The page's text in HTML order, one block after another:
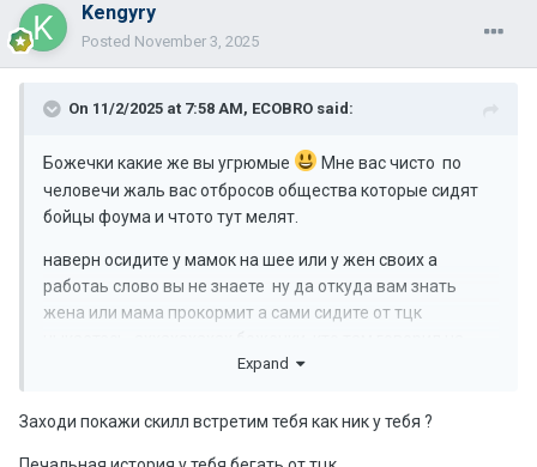
Kengyry
Posted November 3, 2025
On 11/2/2025 at 7:58 AM, ECOBRO said:
Божечки какие же вы угрюмые
Мне вас чисто по
человечи жаль вас отбросов общества которые сидят
бойцы фоума и чтото тут мелят.
наверн осидите у мамок на шее или у жен своих а
работаь слово вы не знаете ну да откуда вам знать
жена или мама прокормит а сами сидите от тцк
х300 заходи придушу да играл я там душил вас там вы
Expand
Заходи покажи скилл встретим тебя как ник у тебя ?